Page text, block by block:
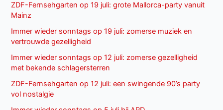
ZDF-Fernsehgarten op 19 juli: grote Mallorca-party vanuit
Mainz
Immer wieder sonntags op 19 juli: zomerse muziek en
vertrouwde gezelligheid
Immer wieder sonntags op 12 juli: zomerse gezelligheid
met bekende schlagersterren
ZDF-Fernsehgarten op 12 juli: een swingende 90’s party
vol nostalgie